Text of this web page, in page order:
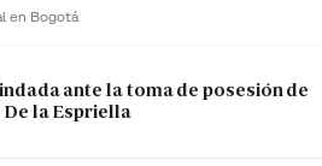
en Bogotá
ante la toma de posesión de
la Espriella